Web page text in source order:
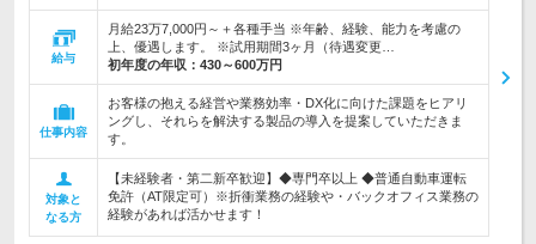
給与
月給23万7,000円～＋各種手当 ※年齢、経験、能力を考慮の
上、優遇します。 ※試用期間3ヶ月（待遇変更…
初年度の年収： 430～600万円
仕事内容
お客様の抱える経営や業務効率・DX化に向けた課題をヒアリ
ングし、それらを解決する製品の導入を提案していただきま
す。
対象と
なる方
【未経験者・第二新卒歓迎】◆専門卒以上 ◆普通自動車運転
免許（AT限定可）※折衝業務の経験や・バックオフィス業務の
経験があれば活かせます！